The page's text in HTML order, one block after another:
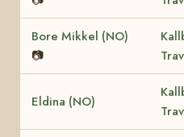
Bore Mikkel (NO)
📷
Eldina (NO)